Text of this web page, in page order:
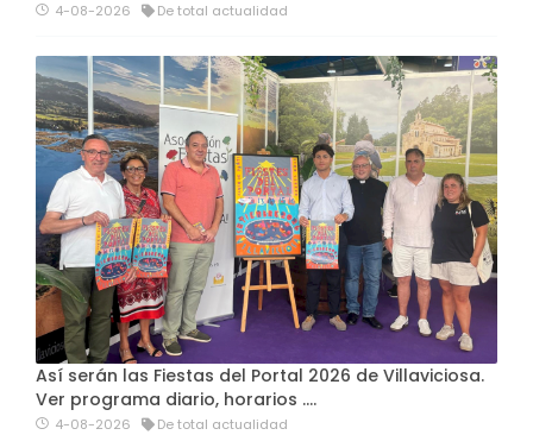
4-08-2026 De total actualidad
Así serán las Fiestas del Portal 2026 de Villaviciosa.
Ver programa diario, horarios ….
4-08-2026 De total actualidad